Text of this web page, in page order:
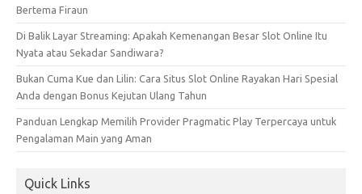
Bertema Firaun
Di Balik Layar Streaming: Apakah Kemenangan Besar Slot Online Itu
Nyata atau Sekadar Sandiwara?
Bukan Cuma Kue dan Lilin: Cara Situs Slot Online Rayakan Hari Spesial
Anda dengan Bonus Kejutan Ulang Tahun
Panduan Lengkap Memilih Provider Pragmatic Play Terpercaya untuk
Pengalaman Main yang Aman
Quick Links